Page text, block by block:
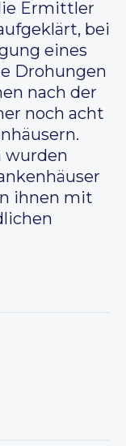
Ermittler
bei
eines
Drohungen
nach der
noch acht
wurden
ihnen mit